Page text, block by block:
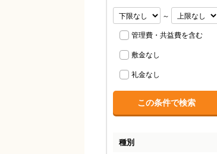
～
管理費・共益費を含む
敷金なし
礼金なし
種別